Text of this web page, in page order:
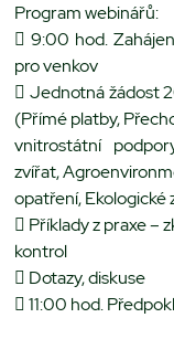
Program webinářů:
 9:00 hod.
pro venkov
 Jednotná žádost
(Přímé platby,
vnitrostátní
zvířat,
opatření,
 Příklady z praxe –
kontrol
 Dotazy, diskuse
 11:00 hod.